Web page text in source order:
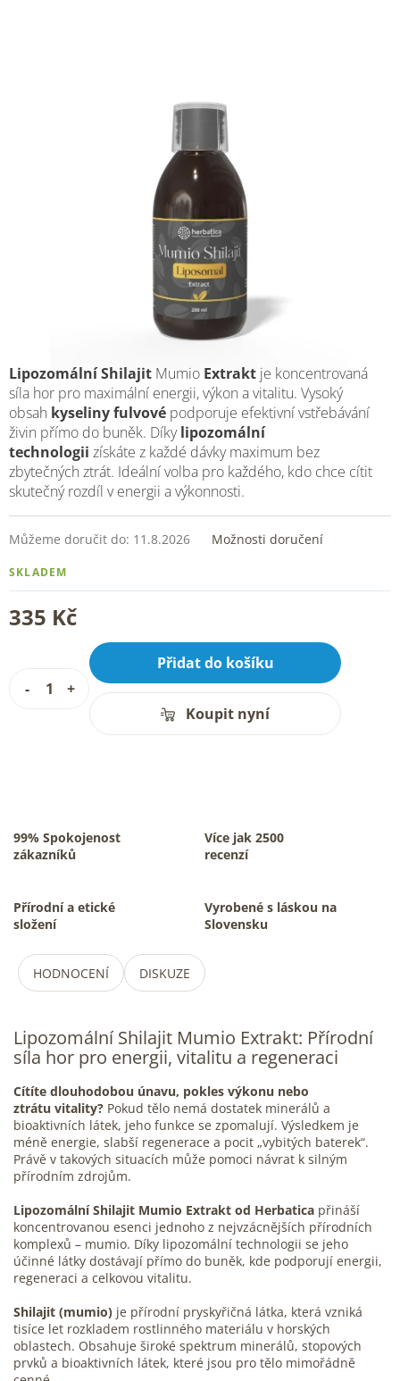
335 Kč
SKLADEM
Můžeme doručit do: 11.8.2026 Možnosti doručení
Přidat do košíku
Koupit nyní
Lipozomální Shilajit Mumio Extrakt je koncentrovaná
síla hor pro maximální energii, výkon a vitalitu. Vysoký
obsah kyseliny fulvové podporuje efektivní vstřebávání
živin přímo do buněk. Díkylipozomální
technologii získáte z každé dávky maximum bez
zbytečných ztrát. Ideální volba pro každého, kdo chce cítit
skutečný rozdíl v energii a výkonnosti.
99% Spokojenost
zákazníků
Více jak 2500
recenzí
Přírodní a etické
složení
Vyrobené s láskou na
Slovensku
HODNOCENÍ DISKUZE
Lipozomální Shilajit Mumio Extrakt: Přírodní
síla hor pro energii, vitalitu a regeneraci
Cítíte dlouhodobou únavu, pokles výkonu nebo
ztrátu vitality? Pokud tělo nemá dostatek minerálů a
bioaktivních látek, jeho funkce se zpomalují. Výsledkem je
méně energie, slabší regenerace a pocit „vybitých baterek“.
Právě v takových situacích může pomoci návrat k silným
přírodním zdrojům.
Lipozomální Shilajit Mumio Extrakt od Herbatica přináší
koncentrovanou esenci jednoho z nejvzácnějších přírodních
komplexů – mumio. Díky lipozomální technologii se jeho
účinné látky dostávají přímo do buněk, kde podporují energii,
regeneraci a celkovou vitalitu.
Shilajit (mumio) je přírodní pryskyřičná látka, která vzniká
tisíce let rozkladem rostlinného materiálu v horských
oblastech. Obsahuje široké spektrum minerálů, stopových
prvků a bioaktivních látek, které jsou pro tělo mimořádně